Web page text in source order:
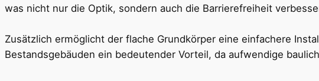
was nicht nur die Optik, sondern auch die Barrierefreiheit
Zusätzlich ermöglicht der flache Grundkörper eine einfachere
Bestandsgebäuden ein bedeutender Vorteil, da aufwendige